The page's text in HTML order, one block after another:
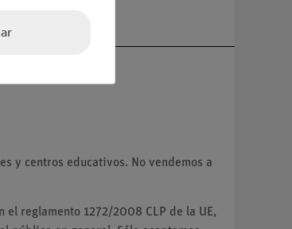
y centros educativos. No vendemos a
el reglamento 1272/2008 CLP de la UE,